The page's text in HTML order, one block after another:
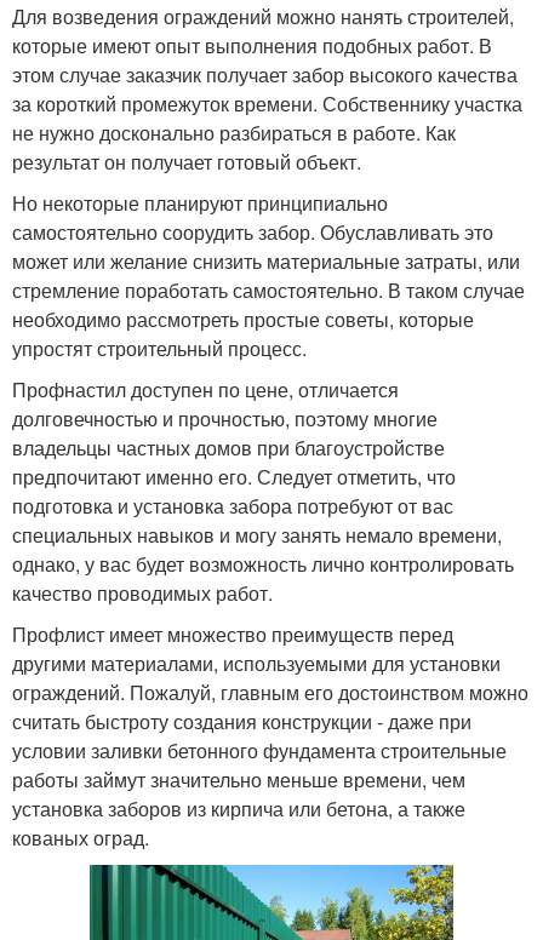
Для возведения ограждений можно нанять строителей,
которые имеют опыт выполнения подобных работ. В
этом случае заказчик получает забор высокого качества
за короткий промежуток времени. Собственнику участка
не нужно досконально разбираться в работе. Как
результат он получает готовый объект.
Но некоторые планируют принципиально
самостоятельно соорудить забор. Обуславливать это
может или желание снизить материальные затраты, или
стремление поработать самостоятельно. В таком случае
необходимо рассмотреть простые советы, которые
упростят строительный процесс.
Профнастил доступен по цене, отличается
долговечностью и прочностью, поэтому многие
владельцы частных домов при благоустройстве
предпочитают именно его. Следует отметить, что
подготовка и установка забора потребуют от вас
специальных навыков и могу занять немало времени,
однако, у вас будет возможность лично контролировать
качество проводимых работ.
Профлист имеет множество преимуществ перед
другими материалами, используемыми для установки
ограждений. Пожалуй, главным его достоинством можно
считать быстроту создания конструкции - даже при
условии заливки бетонного фундамента строительные
работы займут значительно меньше времени, чем
установка заборов из кирпича или бетона, а также
кованых оград.